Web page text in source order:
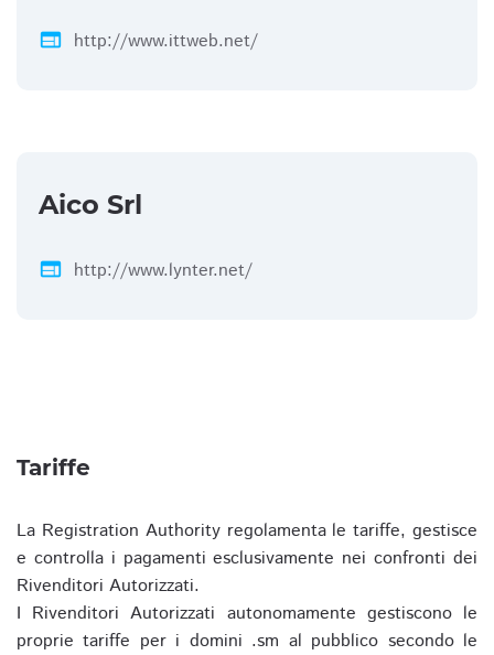
web http://www.ittweb.net/
Aico Srl
web http://www.lynter.net/
Tariffe
La Registration Authority regolamenta le tariffe, gestisce
e controlla i pagamenti esclusivamente nei confronti dei
Rivenditori Autorizzati.
I Rivenditori Autorizzati autonomamente gestiscono le
proprie tariffe per i domini .sm al pubblico secondo le